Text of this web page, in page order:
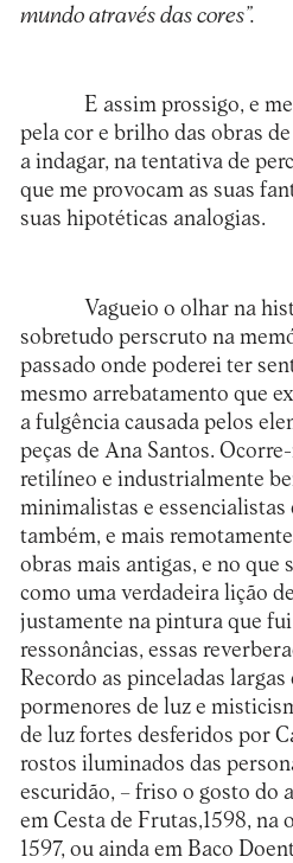
mundo através das cores”.
E assim prossigo, e
pela cor e brilho das obras
a indagar, na tentativa de
que me provocam as suas
suas hipotéticas analogias.
Vagueio o olhar na
sobretudo perscruto na
passado onde poderei ter
mesmo arrebatamento que
a fulgência causada pelos
peças de Ana Santos.
retilíneo e industrialmente
minimalistas e essencialistas
também, e mais
obras mais antigas, e no que
como uma verdadeira lição
justamente na pintura que
ressonâncias, essas
Recordo as pinceladas
pormenores de luz e
de luz fortes desferidos por
rostos iluminados das
escuridão, – friso o gosto do
em Cesta de Frutas,1598, na
1597, ou ainda em Baco